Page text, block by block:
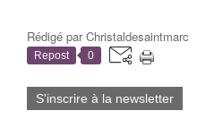
Rédigé parChristaldesaintmarc
Repost 0
S'inscrire à la newsletter